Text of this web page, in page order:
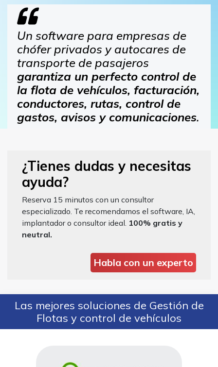
Un software para empresas de
chófer privados y autocares de
transporte de pasajeros
garantiza un perfecto control de
la flota de vehículos, facturación,
conductores, rutas, control de
gastos, avisos y comunicaciones.
¿Tienes dudas y necesitas
ayuda?
Reserva 15 minutos con un consultor
especializado. Te recomendamos el software, IA,
implantador o consultor ideal. 100% gratis y
neutral.
Habla con un experto
Las mejores soluciones de Gestión de
Flotas y control de vehículos